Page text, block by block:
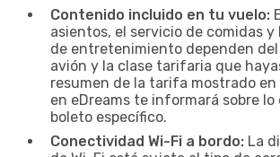
Contenido incluido en tu vuelo:
asientos, el servicio de comidas y
de entretenimiento dependen
avión y la clase tarifaria que
resumen de la tarifa mostrado
en eDreams te informará sobre
boleto específico.
Conectividad Wi-Fi a bordo: La